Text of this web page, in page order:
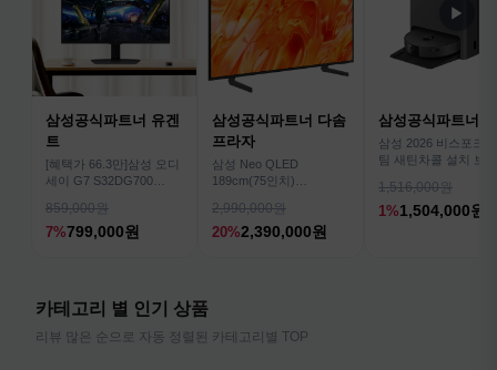
삼성공식파트너 유겐
트
[혜택가 66.3만]삼성 오디
세이 G7 S32DG700
859,000원
7%799,000원
삼성공식파트너 다솜
프라자
삼성 Neo QLED
189cm(75인치)
TV
2,990,000원
20%2,390,000원
삼성공식파트너
삼성 2026 비스포크
팀 새틴차콜 설치 보
1,516,000원
1%1,504,000원
▶
카테고리 별 인기 상품
리뷰 많은 순으로 자동 정렬된 카테고리별 TOP